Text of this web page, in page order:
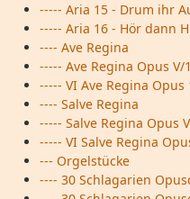
----- Aria 15 - Drum ihr
----- Aria 16 - Hör dann
---- Ave Regina
----- Ave Regina Opus V/
----- VI Ave Regina Opus
---- Salve Regina
----- Salve Regina Opus
----- VI Salve Regina
--- Orgelstücke
---- 30 Schlagarien